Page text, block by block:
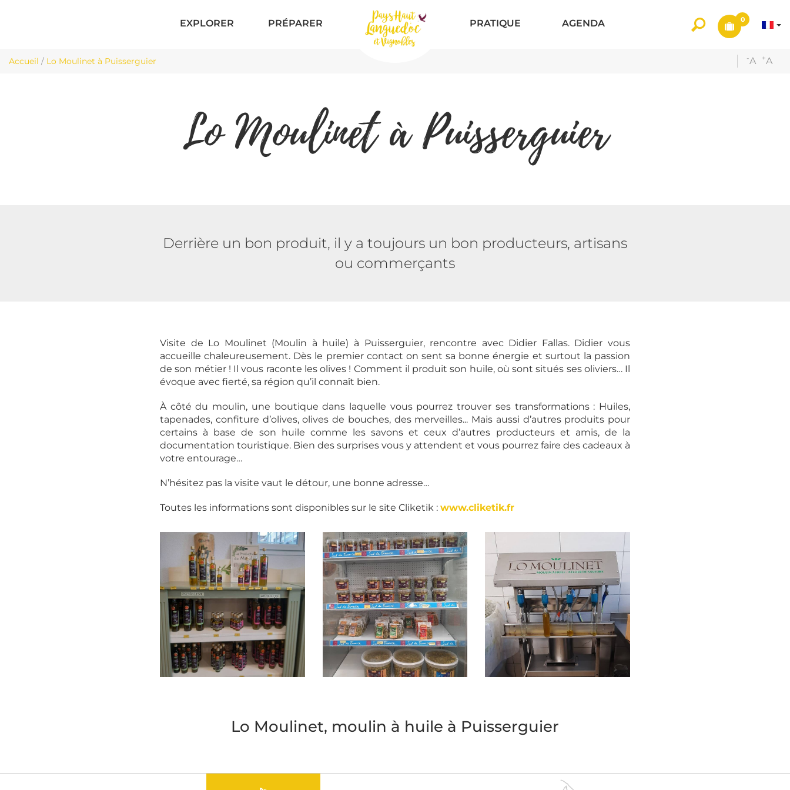
EXPLORER PRÉPARER PRATIQUE AGENDA 0
Accueil / Lo Moulinet à Puisserguier -A +A
Lo Moulinet à Puisserguier
Derrière un bon produit, il y a toujours un bon producteurs, artisans
ou commerçants
Visite de Lo Moulinet (Moulin à huile) à Puisserguier, rencontre avec Didier Fallas. Didier vous
accueille chaleureusement. Dès le premier contact on sent sa bonne énergie et surtout la passion
de son métier ! Il vous raconte les olives ! Comment il produit son huile, où sont situés ses oliviers… Il
évoque avec fierté, sa région qu’il connaît bien.
À côté du moulin, une boutique dans laquelle vous pourrez trouver ses transformations : Huiles,
tapenades, confiture d’olives, olives de bouches, des merveilles... Mais aussi d’autres produits pour
certains à base de son huile comme les savons et ceux d’autres producteurs et amis, de la
documentation touristique. Bien des surprises vous y attendent et vous pourrez faire des cadeaux à
votre entourage…
N’hésitez pas la visite vaut le détour, une bonne adresse…
Toutes les informations sont disponibles sur le site Cliketik : www.cliketik.fr
Lo Moulinet, moulin à huile à Puisserguier